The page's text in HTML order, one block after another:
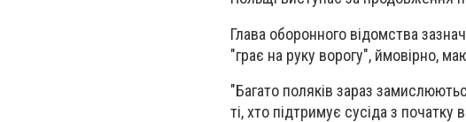
Глава оборонного відомства
"грає на руку ворогу", ймовірно,
"Багато поляків зараз
ті, хто підтримує сусіда з початку